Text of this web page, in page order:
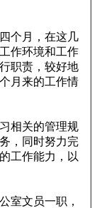
个月，在这几
作环境和工作
职责，较好地
月来的工作情
相关的管理规
，同时努力完
工作能力，以
室文员一职，